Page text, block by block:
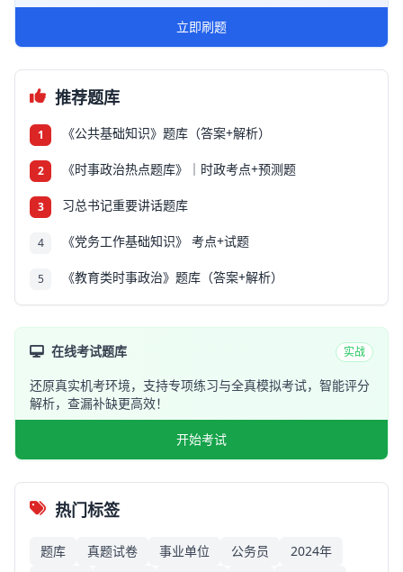
立即刷题
推荐题库
1 《公共基础知识》题库（答案+解析）
2 《时事政治热点题库》｜时政考点+预测题
3 习总书记重要讲话题库
4 《党务工作基础知识》 考点+试题
5 《教育类时事政治》题库（答案+解析）
在线考试题库 实战
还原真实机考环境，支持专项练习与全真模拟考试，智能评分
解析，查漏补缺更高效！
开始考试
热门标签
题库 真题试卷 事业单位 公务员
2024年